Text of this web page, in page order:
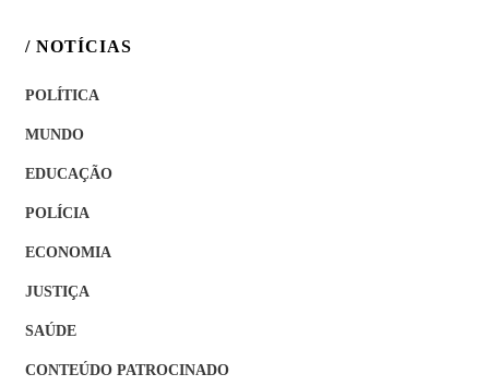
/ NOTÍCIAS
POLÍTICA
MUNDO
EDUCAÇÃO
POLÍCIA
ECONOMIA
JUSTIÇA
SAÚDE
CONTEÚDO PATROCINADO